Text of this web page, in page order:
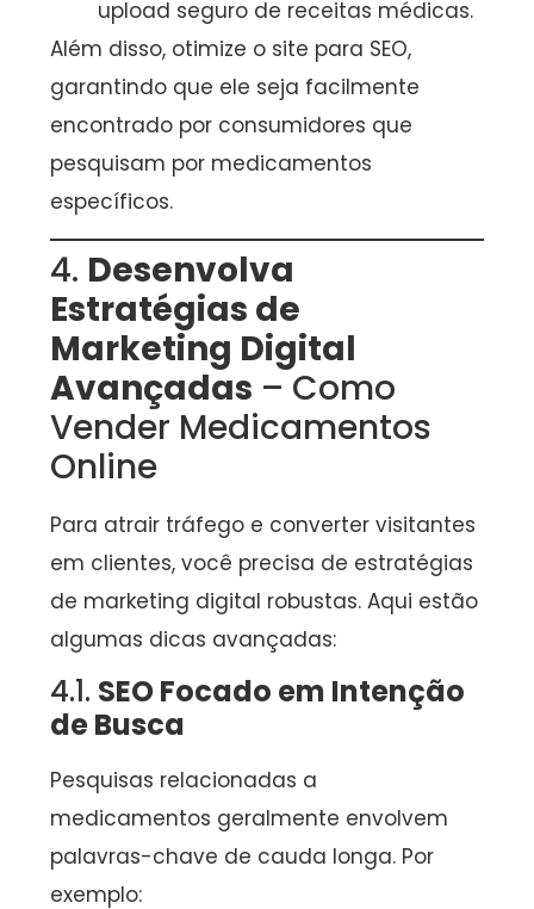
upload seguro de receitas médicas.
Além disso, otimize o site para SEO,
garantindo que ele seja facilmente
encontrado por consumidores que
pesquisam por medicamentos
específicos.
4. Desenvolva
Estratégias de
Marketing Digital
Avançadas – Como
Vender Medicamentos
Online
Para atrair tráfego e converter visitantes
em clientes, você precisa de estratégias
de marketing digital robustas. Aqui estão
algumas dicas avançadas:
4.1. SEO Focado em Intenção
de Busca
Pesquisas relacionadas a
medicamentos geralmente envolvem
palavras-chave de cauda longa. Por
exemplo: